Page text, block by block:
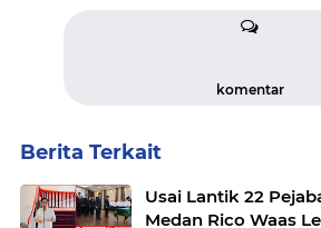
komentar
Berita Terkait
Usai Lantik 22
Medan Rico Waas